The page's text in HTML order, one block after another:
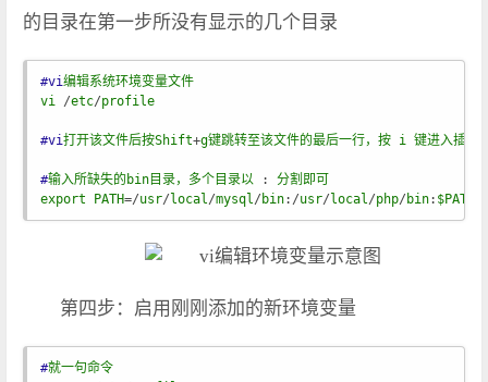
的目录在第一步所没有显示的几个目录
#vi编辑系统环境变量文件
vi /etc/profile
#vi打 开该文件后按Shift+g键跳转至该文件的最后一行， 按 i 键进入插
#输入所缺失的bin目 录， 多个目 录以 : 分割 即可
export
PATH=/usr/ local/mysql/ bin:/usr/ local/php/ bin: $PATH
第四步：启用刚刚添加的新环境变量
#就一句命令